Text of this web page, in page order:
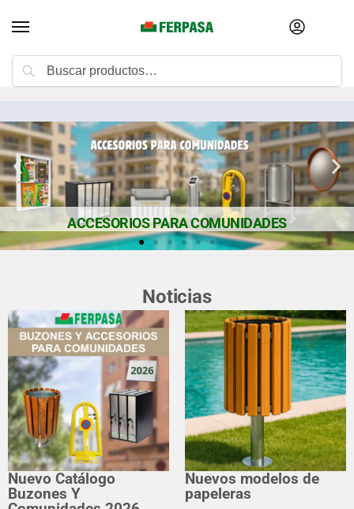
PARA COMUNIDADES
Noticias
Nuevo Catálogo
Buzones Y
Nuevos modelos de
papeleras